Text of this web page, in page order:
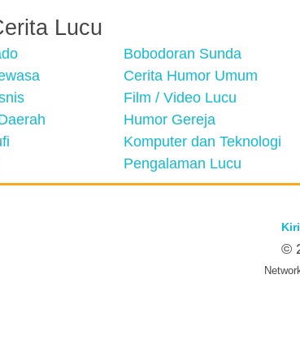
Lucu
Bobodoran Sunda
Cerita Humor Umum
Film / Video Lucu
Humor Gereja
Komputer dan Teknologi
Pengalaman Lucu
©